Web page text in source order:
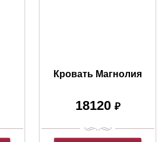
Кровать Магнолия
18120 ₽